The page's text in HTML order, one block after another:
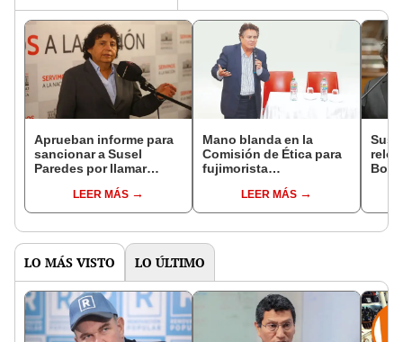
Aprueban informe para
sancionar a Susel
Paredes por llamar
congresistas
LEER MÁS
Mano blanda en la
Comisión de Ética para
fujimorista
LEER MÁS
reloj
LO MÁS VISTO LO ÚLTIMO